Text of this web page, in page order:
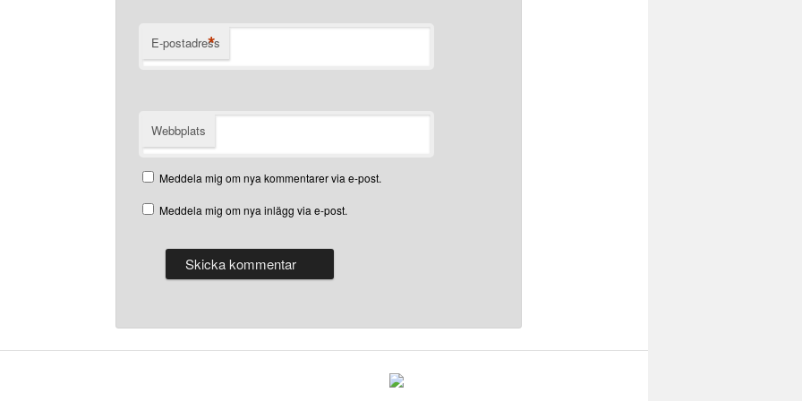
E-postadress
*
Webbplats
Meddela mig om nya kommentarer via e-post.
Meddela mig om nya inlägg via e-post.